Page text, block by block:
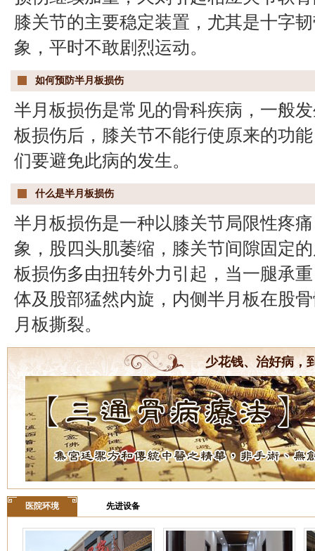
膝关节的主要稳定装置，尤其是十字
象，平时不敢剧烈运动。
如何预防半月板损伤
半月板损伤是常见的骨科疾病，一般
板损伤后，膝关节不能行使原来的功
们要避免此病的发生。
什么是半月板损伤
半月板损伤是一种以膝关节局限性疼
象，股四头肌萎缩，膝关节间隙固定
板损伤多由扭转外力引起，当一腿承
体及股部猛然内旋，内侧半月板在股
月板撕裂。
少花钱、治好病，
医院环境 先进设备